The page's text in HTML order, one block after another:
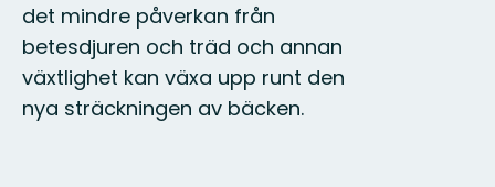
det mindre påverkan från
betesdjuren och träd och annan
växtlighet kan växa upp runt den
nya sträckningen av bäcken.